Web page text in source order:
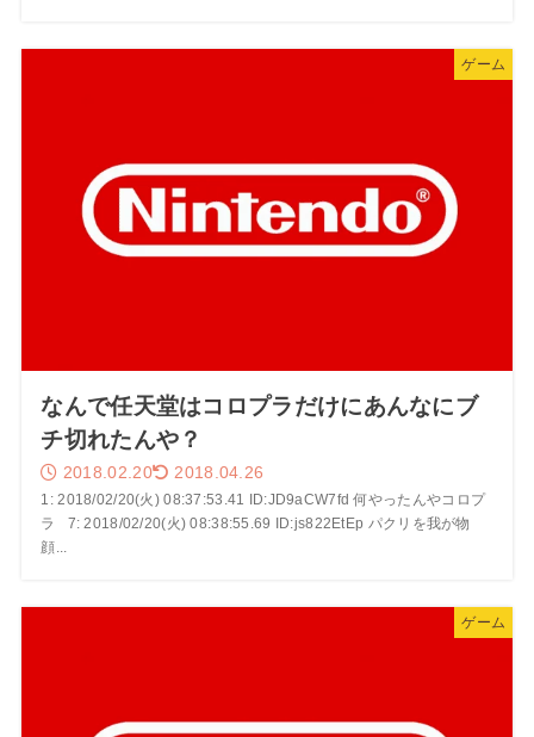
ゲーム
なんで任天堂はコロプラだけにあんなにブ
チ切れたんや？
2018.02.20 2018.04.26
1: 2018/02/20(火) 08:37:53.41 ID:JD9aCW7fd 何やったんやコロプ
ラ 7: 2018/02/20(火) 08:38:55.69 ID:js822EtEp パクリを我が物
顔...
ゲーム